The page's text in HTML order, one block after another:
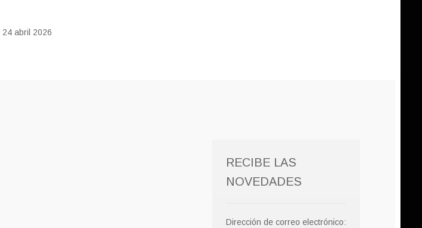
24 abril 2026
RECIBE LAS
NOVEDADES
Dirección de correo electrónico: